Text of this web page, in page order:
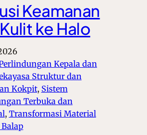
Keamanan
ke Halo
Kepala dan
Struktur dan
Kokpit, Sistem
Terbuka dan
, Transformasi Material